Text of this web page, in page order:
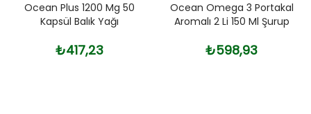
Ocean Plus 1200 Mg 50
Kapsül Balık Yağı
₺417,23
Ocean Omega 3 Portakal
Aromalı 2 Li 150 Ml Şurup
₺598,93